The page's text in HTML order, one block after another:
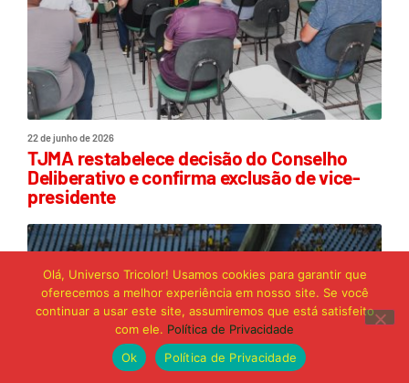
22 de junho de 2026
TJMA restabelece decisão do Conselho
Deliberativo e confirma exclusão de vice-
presidente
Olá, Universo Tricolor! Usamos cookies para garantir que
oferecemos a melhor experiência em nosso site. Se você
continuar a usar este site, assumiremos que está satisfeito
com ele. Política de Privacidade
Ok
Política de Privacidade